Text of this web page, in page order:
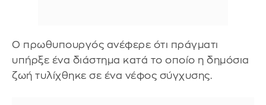
Ο πρωθυπουργός ανέφερε ότι πράγματι
υπήρξε ένα διάστημα κατά το οποίο η δημόσια
ζωή τυλίχθηκε σε ένα νέφος σύγχυσης.